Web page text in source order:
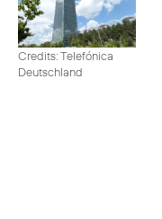
Credits: Telefónica
Deutschland